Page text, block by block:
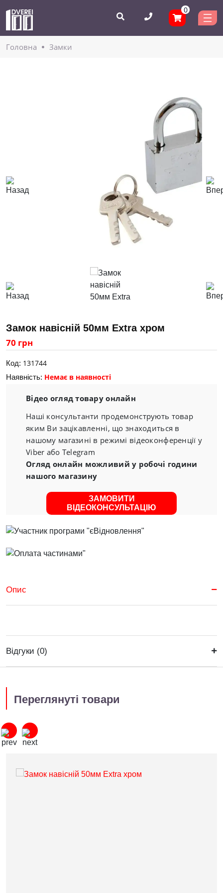
0
Головнa Замки
Замок навісній 50мм Extra хром
70 грн
Код: 131744
Наявність: Немає в наявності
Відео огляд товару онлайн
Наші консультанти продемонструють товар
яким Ви зацікавленні, що знаходиться в
нашому магазині в режимі відеоконференції у
Viber або Telegram
Огляд онлайн можливий у робочі години
нашого магазину
ЗАМОВИТИ
ВІДЕОКОНСУЛЬТАЦІЮ
Опис
Відгуки (0)
Переглянуті товари